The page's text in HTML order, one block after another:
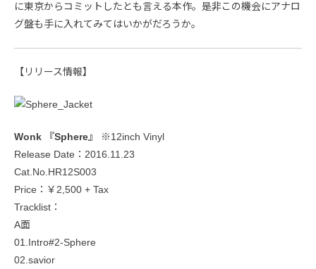
に東京からコミットしたとも言える本作。是非この機会にアナロ
グ盤も手に入れてみてはいかがだろうか。
【リリース情報】
Wonk 『Sphere』
※12inch Vinyl
Release Date：2016.11.23
Cat.No.HR12S003
Price：￥2,500 + Tax
Tracklist：
A面
01.Intro#2-Sphere
02.savior